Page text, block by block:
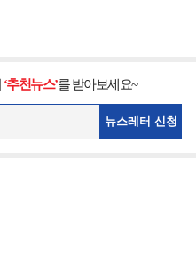
‘추천뉴스’를 받아보세요~
뉴스레터 신청